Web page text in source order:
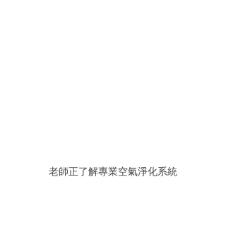
老師正了解專業空氣淨化系統